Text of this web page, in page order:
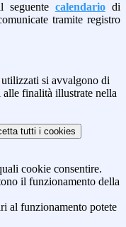
seguente calendariodi
tramite registro
si avvalgono di
finalità illustrate nella
tutti i cookies
cookie consentire.
il funzionamento della
al funzionamento potete